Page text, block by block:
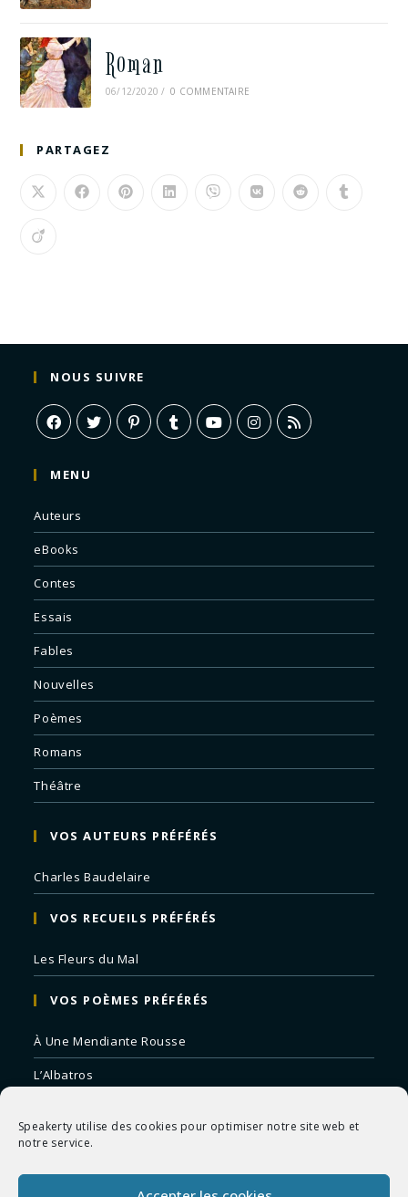
Speakerty utilise des cookies pour optimiser notre site web et
notre service.
Roman
06/12/2020 / 0 COMMENTAIRE
PARTAGEZ
NOUS SUIVRE
MENU
Auteurs
eBooks
Contes
Essais
Fables
Nouvelles
Poèmes
Romans
Théâtre
VOS AUTEURS PRÉFÉRÉS
Charles Baudelaire
VOS RECUEILS PRÉFÉRÉS
Les Fleurs du Mal
VOS POÈMES PRÉFÉRÉS
À Une Mendiante Rousse
L’Albatros
Remords Posthume
La Mort des Artistes